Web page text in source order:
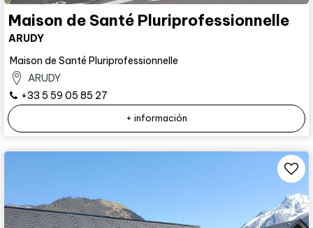
Maison de Santé Pluriprofessionnelle
ARUDY
Maison de Santé Pluriprofessionnelle
ARUDY
+33 5 59 05 85 27
+ información